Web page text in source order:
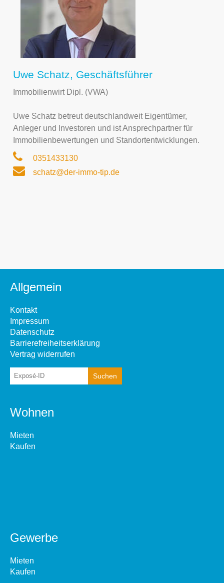
Uwe Schatz, Geschäftsführer
Immobilienwirt Dipl. (VWA)
Uwe Schatz betreut deutschlandweit Eigentümer,
Anleger und Investoren und ist Ansprechpartner für
Immobilienbewertungen und Standortentwicklungen.
0351433130
schatz@der-immo-tip.de
Allgemein
Kontakt
Impressum
Datenschutz
Barrierefreiheitserklärung
Vertrag widerrufen
Wohnen
Mieten
Kaufen
Gewerbe
Mieten
Kaufen